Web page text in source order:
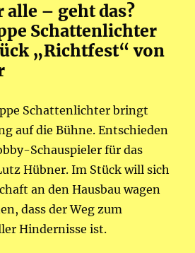
alle – geht das?
Schattenlichter
„Richtfest“ von